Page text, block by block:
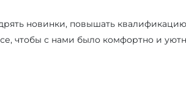
новинки, повышать квалификацию
чтобы с нами было комфортно и